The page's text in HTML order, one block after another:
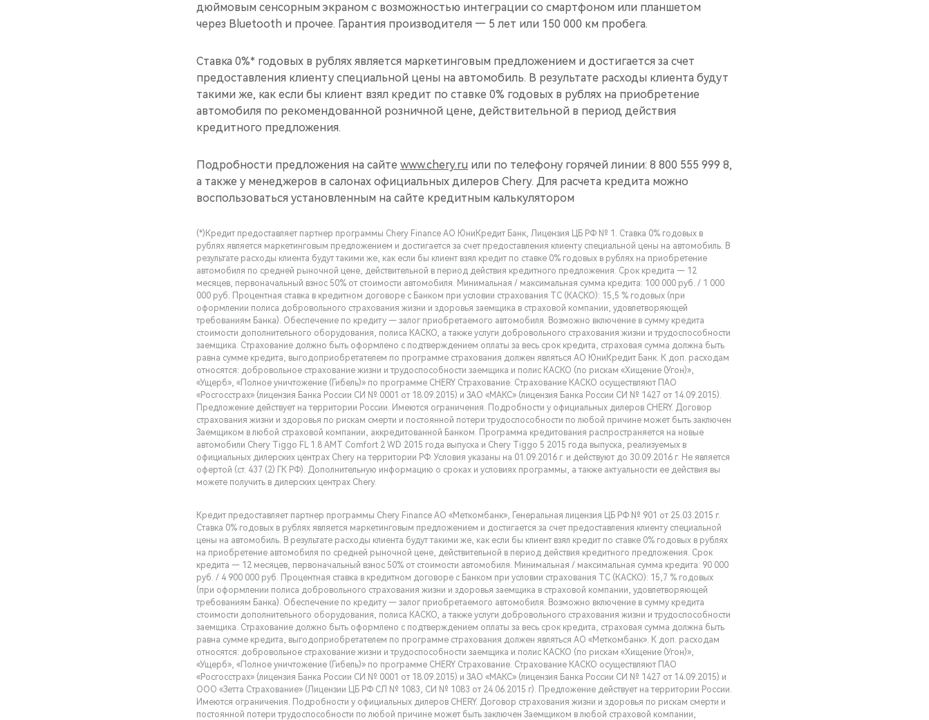
дюймовым сенсорным экраном c возможностью интеграции со смартфоном или планшетом
через Bluetooth и прочее. Гарантия производителя — 5 лет или 150 000 км пробега.
Ставка 0%* годовых в рублях является маркетинговым предложением и достигается за счет
предоставления клиенту специальной цены на автомобиль. В результате расходы клиента будут
такими же, как если бы клиент взял кредит по ставке 0% годовых в рублях на приобретение
автомобиля по рекомендованной розничной цене, действительной в период действия
кредитного предложения.
Подробности предложения на сайте www.chery.ru или по телефону горячей линии: 8 800 555 999 8,
а также у менеджеров в салонах официальных дилеров Chery. Для расчета кредита можно
воспользоваться установленным на сайте кредитным калькулятором
(*)Кредит предоставляет партнер программы Chery Finance АО ЮниКредит Банк, Лицензия ЦБ РФ № 1. Ставка 0% годовых в
рублях является маркетинговым предложением и достигается за счет предоставления клиенту специальной цены на автомобиль. В
результате расходы клиента будут такими же, как если бы клиент взял кредит по ставке 0% годовых в рублях на приобретение
автомобиля по средней рыночной цене, действительной в период действия кредитного предложения. Срок кредита — 12
месяцев, первоначальный взнос 50% от стоимости автомобиля. Минимальная / максимальная сумма кредита: 100 000 руб. / 1 000
000 руб. Процентная ставка в кредитном договоре с Банком при условии страхования ТС (КАСКО): 15,5 % годовых (при
оформлении полиса добровольного страхования жизни и здоровья заемщика в страховой компании, удовлетворяющей
требованиям Банка). Обеспечение по кредиту — залог приобретаемого автомобиля. Возможно включение в сумму кредита
стоимости дополнительного оборудования, полиса КАСКО, а также услуги добровольного страхования жизни и трудоспособности
заемщика. Страхование должно быть оформлено с подтверждением оплаты за весь срок кредита, страховая сумма должна быть
равна сумме кредита, выгодоприобретателем по программе страхования должен являться АО ЮниКредит Банк. К доп. расходам
относятся: добровольное страхование жизни и трудоспособности заемщика и полис КАСКО (по рискам «Хищение (Угон)»,
«Ущерб», «Полное уничтожение (Гибель)» по программе CHERY Страхование. Страхование КАСКО осуществляют ПАО
«Росгосстрах» (лицензия Банка России СИ № 0001 от 18.09.2015) и ЗАО «МАКС» (лицензия Банка России СИ № 1427 от 14.09.2015).
Предложение действует на территории России. Имеются ограничения. Подробности у официальных дилеров CHERY. Договор
страхования жизни и здоровья по рискам смерти и постоянной потери трудоспособности по любой причине может быть заключен
Заемщиком в любой страховой компании, аккредитованной Банком. Программа кредитования распространяется на новые
автомобили Chery Tiggo FL 1.8 АMT Comfort 2 WD 2015 года выпуска и Chery Tiggo 5 2015 года выпуска, реализуемых в
официальных дилерских центрах Chery на территории РФ. Условия указаны на 01.09.2016 г. и действуют до 30.09.2016 г. Не является
офертой (ст. 437 (2) ГК РФ). Дополнительную информацию о сроках и условиях программы, а также актуальности ее действия вы
можете получить в дилерских центрах Chery.
Кредит предоставляет партнер программы Chery Finance АО «Меткомбанк», Генеральная лицензия ЦБ РФ № 901 от 25.03.2015 г.
Ставка 0% годовых в рублях является маркетинговым предложением и достигается за счет предоставления клиенту специальной
цены на автомобиль. В результате расходы клиента будут такими же, как если бы клиент взял кредит по ставке 0% годовых в рублях
на приобретение автомобиля по средней рыночной цене, действительной в период действия кредитного предложения. Срок
кредита — 12 месяцев, первоначальный взнос 50% от стоимости автомобиля. Минимальная / максимальная сумма кредита: 90 000
руб. / 4 900 000 руб. Процентная ставка в кредитном договоре с Банком при условии страхования ТС (КАСКО): 15,7 % годовых
(при оформлении полиса добровольного страхования жизни и здоровья заемщика в страховой компании, удовлетворяющей
требованиям Банка). Обеспечение по кредиту — залог приобретаемого автомобиля. Возможно включение в сумму кредита
стоимости дополнительного оборудования, полиса КАСКО, а также услуги добровольного страхования жизни и трудоспособности
заемщика. Страхование должно быть оформлено с подтверждением оплаты за весь срок кредита, страховая сумма должна быть
равна сумме кредита, выгодоприобретателем по программе страхования должен являться АО «Меткомбанк». К доп. расходам
относятся: добровольное страхование жизни и трудоспособности заемщика и полис КАСКО (по рискам «Хищение (Угон)»,
«Ущерб», «Полное уничтожение (Гибель)» по программе CHERY Страхование. Страхование КАСКО осуществляют ПАО
«Росгосстрах» (лицензия Банка России СИ № 0001 от 18.09.2015) и ЗАО «МАКС» (лицензия Банка России СИ № 1427 от 14.09.2015) и
ООО «Зетта Страхование» (Лицензии ЦБ РФ СЛ № 1083, СИ № 1083 от 24.06.2015 г). Предложение действует на территории России.
Имеются ограничения. Подробности у официальных дилеров CHERY. Договор страхования жизни и здоровья по рискам смерти и
постоянной потери трудоспособности по любой причине может быть заключен Заемщиком в любой страховой компании,